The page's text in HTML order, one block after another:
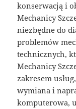
konserwacją i
Mechanicy
niezbędne do
problemów
technicznych,
Mechanicy
zakresem
wymiana i
komputerowa,